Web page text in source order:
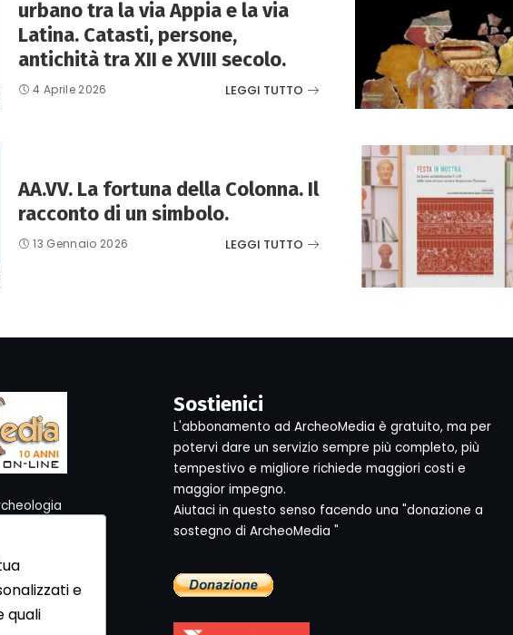
urbano tra la via Appia e la via
Latina. Catasti, persone,
antichità tra XII e XVIII secolo.
4 Aprile 2026 LEGGI TUTTO
AA.VV. La fortuna della Colonna. Il
racconto di un simbolo.
13 Gennaio 2026 LEGGI TUTTO
utilizzare i
S.c.
Sostienici
L'abbonamento ad ArcheoMedia è gratuito, ma per
potervi dare un servizio sempre più completo, più
tempestivo e migliore richiede maggiori costi e
maggior impegno.
Aiutaci in questo senso facendo una "donazione a
sostegno di ArcheoMedia "
e
quali